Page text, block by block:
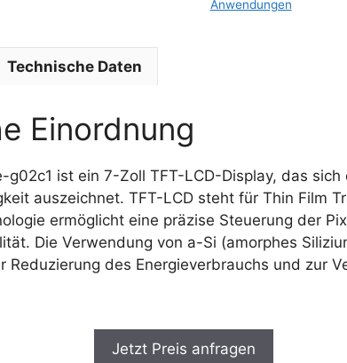
Anwendungen
Technische Daten
Einordnung
g02c1 ist ein 7-Zoll TFT-LCD-Display, das sich
auszeichnet. TFT-LCD steht für Thin Film
ermöglicht eine präzise Steuerung der
Die Verwendung von a-Si (amorphes
Reduzierung des Energieverbrauchs und zur
Jetzt Preis anfragen